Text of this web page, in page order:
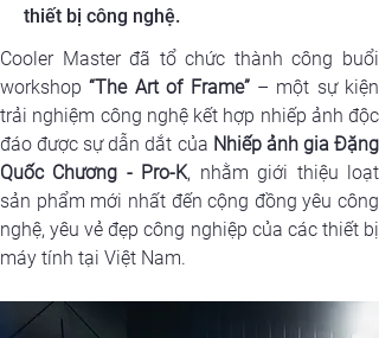
thiết bị công nghệ.
Cooler Master đã tổ chức thành công buổi
workshop “The Art of Frame” – một sự kiện
trải nghiệm công nghệ kết hợp nhiếp ảnh độc
đáo được sự dẫn dắt của Nhiếp ảnh gia Đặng
Quốc Chương - Pro-K, nhằm giới thiệu loạt
sản phẩm mới nhất đến cộng đồng yêu công
nghệ, yêu vẻ đẹp công nghiệp của các thiết bị
máy tính tại Việt Nam.